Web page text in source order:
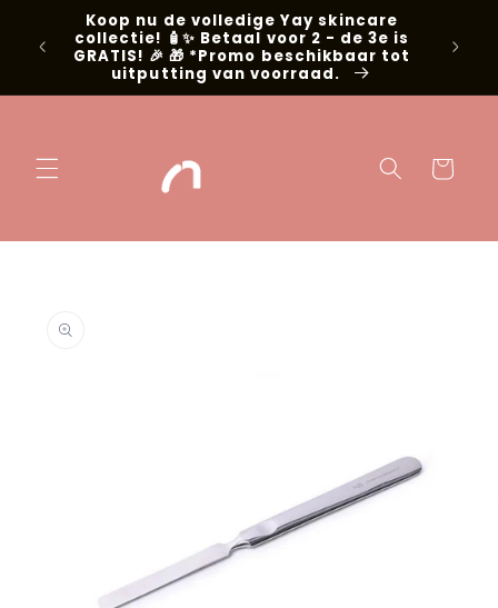
Meteen naar
de content
Koop nu de volledige Yay skincare
collectie! 🧴✨ Betaal voor 2 - de 3e is
GRATIS! 🎉 🎁 *Promo beschikbaar tot
uitputting van voorraad.